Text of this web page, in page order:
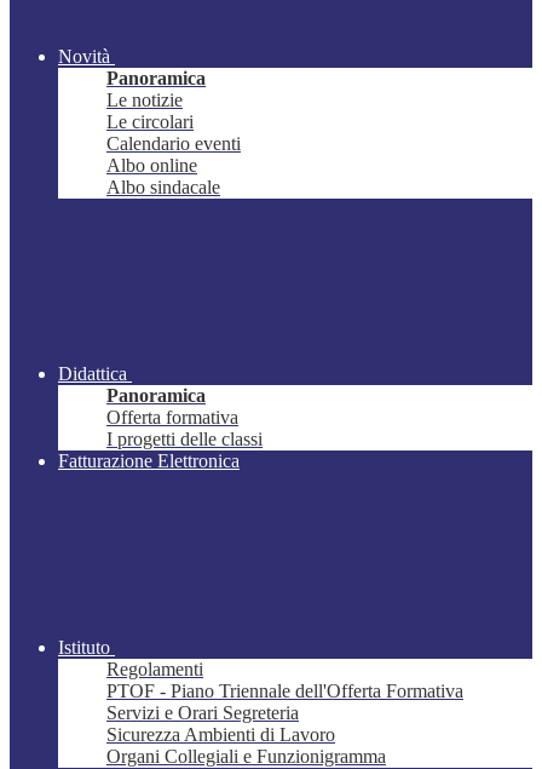
Novità
Panoramica
Le notizie
Le circolari
Calendario eventi
Albo online
Albo sindacale
Didattica
Panoramica
Offerta formativa
I progetti delle classi
Fatturazione Elettronica
Istituto
Regolamenti
PTOF - Piano Triennale dell'Offerta Formativa
Servizi e Orari Segreteria
Sicurezza Ambienti di Lavoro
Organi Collegiali e Funzionigramma